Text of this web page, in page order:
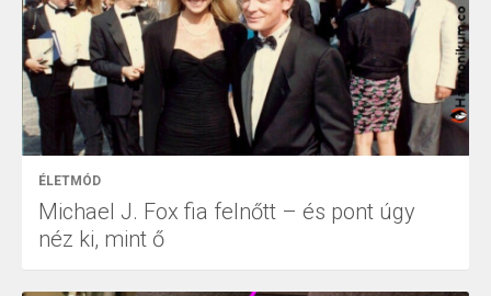
ÉLETMÓD
Michael J. Fox fia felnőtt – és pont úgy
néz ki, mint ő